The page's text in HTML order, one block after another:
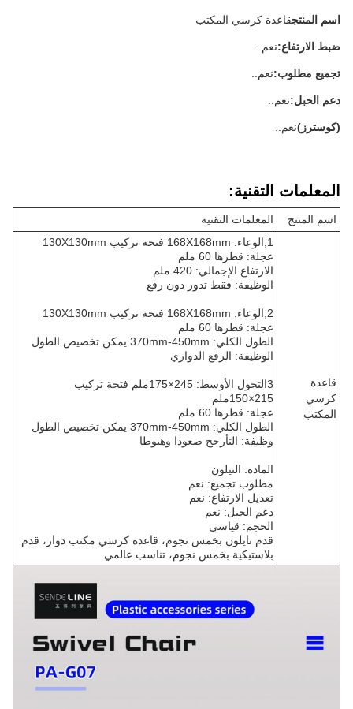
اسم المنتجقاعدة كرسي المكتب
ضبط الارتفاع:نعم..
تجميع مطلوب:نعم..
دعم الحبل:نعم..
(كوسترز)نعم..
المعلمات التقنية:
اسم المنتج المعلمات التقنية
قاعدة
كرسي
المكتب
1,الوعاء: 168X168mm فتحة تركيب 130X130mm
عجلة: قطرها 60 ملم
الارتفاع الإجمالي: 420 ملم
الوظيفة: فقط تدور دون رفع
2,الوعاء: 168X168mm فتحة تركيب 130X130mm
عجلة: قطرها 60 ملم
الطول الكلي: 370mm-450mm يمكن تخصيص الطول
الوظيفة: الرفع الدواري
3التحول الأوسط: 245×175ملم فتحة تركيب
215×150ملم
عجلة: قطرها 60 ملم
الطول الكلي: 370mm-450mm يمكن تخصيص الطول
وظيفة: التأرجح صعودا وهبوطا
المادة: النيلون
مطلوب تجميع: نعم
تعديل الارتفاع: نعم
دعم الحبل: نعم
الحجم: قياسي
قدم نايلون بخمس نجوم، قاعدة كرسي مكتب دوار، قدم
بلاستيكية بخمس نجوم، تناسب عالمي